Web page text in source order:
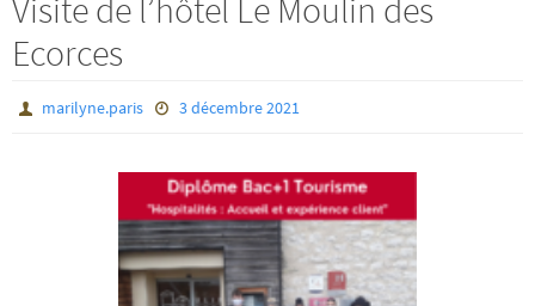
Visite de l’hôtel Le Moulin des
Ecorces
marilyne.paris 3 décembre 2021